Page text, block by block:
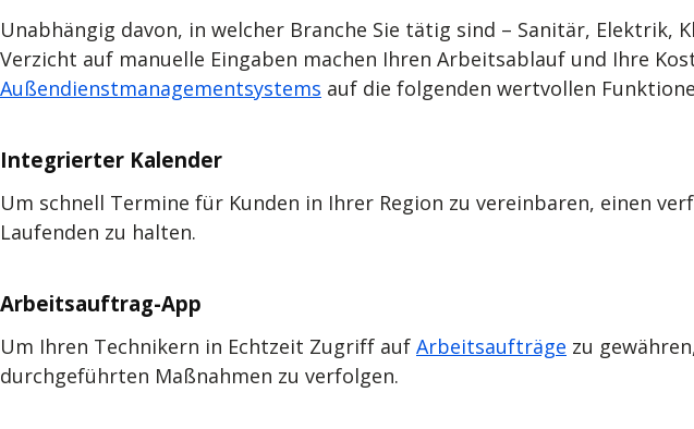
Unabhängig davon, in welcher Branche Sie tätig sind – Sanitär,
Verzicht auf manuelle Eingaben machen Ihren Arbeitsablauf und Ihre
Außendienstmanagementsystems auf die folgenden wertvollen
Integrierter Kalender
Um schnell Termine für Kunden in Ihrer Region zu vereinbaren, einen
Laufenden zu halten.
Arbeitsauftrag-App
Um Ihren Technikern in Echtzeit Zugriff auf Arbeitsaufträge zu
durchgeführten Maßnahmen zu verfolgen.